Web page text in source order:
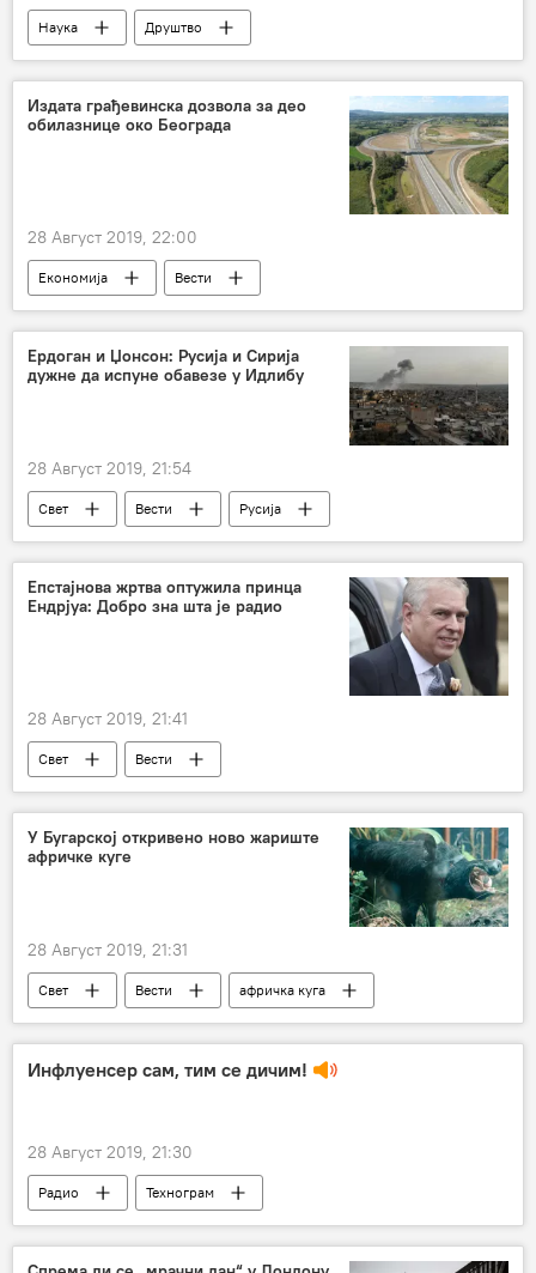
Наука Друштво
Издата грађевинска дозвола за део
обилазнице око Београда
28 Август 2019, 22:00
Економија Вести
Ердоган и Џонсон: Русија и Сирија
дужне да испуне обавезе у Идлибу
28 Август 2019, 21:54
Свет Вести
Русија
Борис Џонсон
Реџеп Тајип Ердоган
Идлиб
Европа
Епстајнова жртва оптужила принца
Ендрјуа: Добро зна шта је радио
28 Август 2019, 21:41
Свет Вести
У Бугарској откривено ново жариште
афричке куге
28 Август 2019, 21:31
Свет Вести
афричка куга
дивља свиња
Регион
Инфлуенсер сам, тим се дичим!
28 Август 2019, 21:30
Радио Технограм